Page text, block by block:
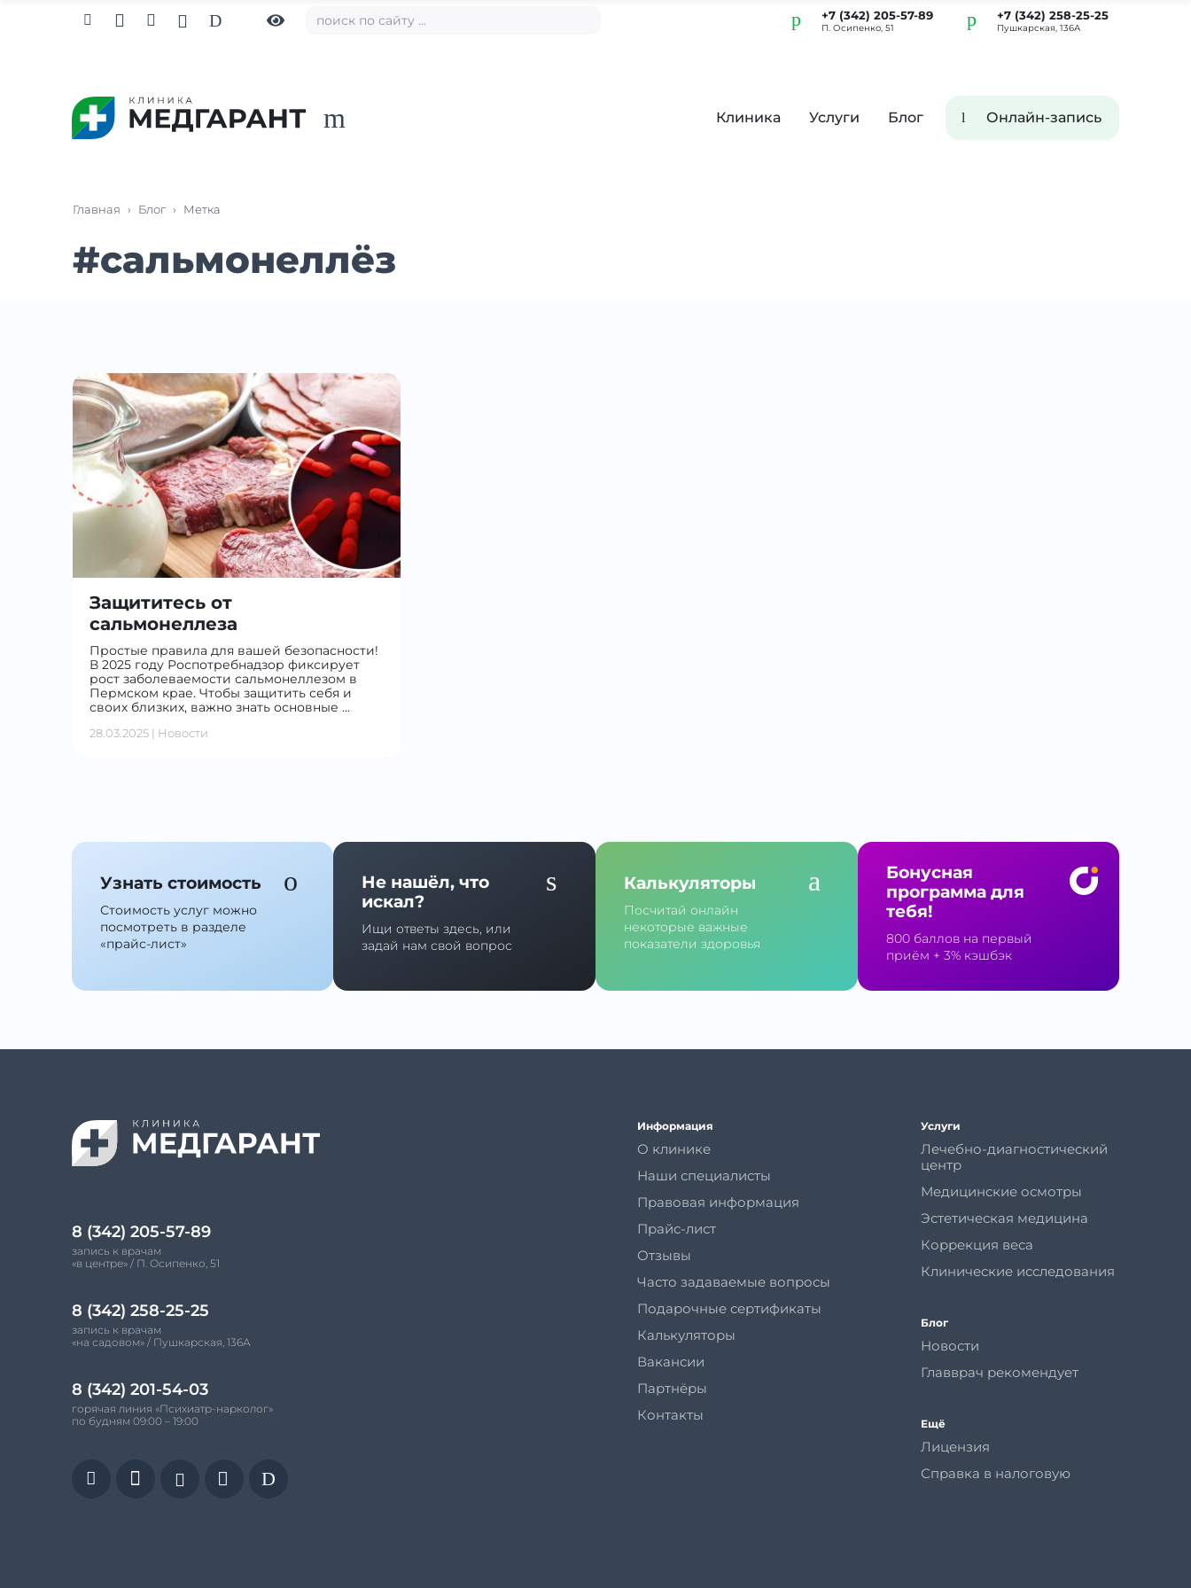
    D +7 (342) 205-57-89
П. Осипенко, 51
+7 (342) 258-25-25
Пушкарская, 136А
m Клиника Услуги Блог Онлайн-запись
Главная › Блог › Метка
#сальмонеллёз
Защититесь от
сальмонеллеза
Простые правила для вашей безопасности!
В 2025 году Роспотребнадзор фиксирует
рост заболеваемости сальмонеллезом в
Пермском крае. Чтобы защитить себя и
своих близких, важно знать основные …
28.03.2025 | Новости
Узнать стоимость
Стоимость услуг можно
посмотреть в разделе
«прайс-лист»
Не нашёл, что
искал?
Ищи ответы здесь, или
задай нам свой вопрос
Калькуляторы
Посчитай онлайн
некоторые важные
показатели здоровья
Бонусная
программа для
тебя!
800 баллов на первый
приём + 3% кэшбэк
8 (342) 205-57-89
запись к врачам
«в центре» / П. Осипенко, 51
8 (342) 258-25-25
запись к врачам
«на садовом» / Пушкарская, 136А
8 (342) 201-54-03
горячая линия «Психиатр-нарколог»
по будням 09:00 – 19:00
    D
Информация
О клинике
Наши специалисты
Правовая информация
Прайс-лист
Отзывы
Часто задаваемые вопросы
Подарочные сертификаты
Калькуляторы
Вакансии
Партнёры
Контакты
Услуги
Лечебно-диагностический
центр
Медицинские осмотры
Эстетическая медицина
Коррекция веса
Клинические исследования
Блог
Новости
Главврач рекомендует
Ещё
Лицензия
Справка в налоговую